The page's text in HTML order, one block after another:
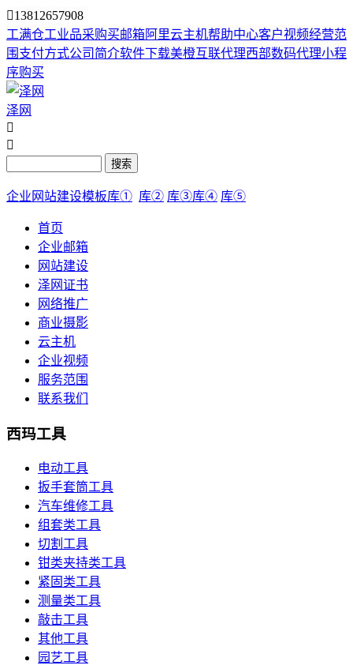
13812657908
工满仓工业品采购买邮箱阿里云主机帮助中心客户视频经营范
围 支付方式公司简介软件下载美橙互联代理西部数码代理小程
序购买
泽网


搜索
企业网站建设模板库① 库② 库③库④ 库⑤
首页
企业邮箱
网站建设
泽网证书
网络推广
商业摄影
云主机
企业视频
服务范围
联系我们
西玛工具
电动工具
扳手套筒工具
汽车维修工具
组套类工具
切割工具
钳类夹持类工具
紧固类工具
测量类工具
敲击工具
其他工具
园艺工具